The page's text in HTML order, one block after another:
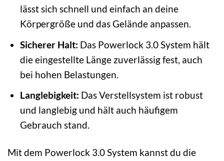
lässt sich schnell und einfach an deine
Körpergröße und das Gelände anpassen.
Sicherer Halt: Das Powerlock 3.0 System hält
die eingestellte Länge zuverlässig fest, auch
bei hohen Belastungen.
Langlebigkeit: Das Verstellsystem ist robust
und langlebig und hält auch häufigem
Gebrauch stand.
Mit dem Powerlock 3.0 System kannst du die